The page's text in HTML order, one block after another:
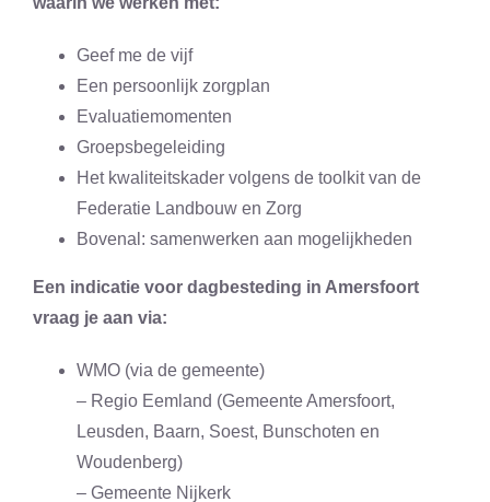
Geef me de vijf
Een persoonlijk zorgplan
Evaluatiemomenten
Groepsbegeleiding
Het kwaliteitskader volgens de toolkit van de
Federatie Landbouw en Zorg
Bovenal: samenwerken aan mogelijkheden
Een indicatie voor dagbesteding in Amersfoort
vraag je aan via:
WMO (via de gemeente)
– Regio Eemland (Gemeente Amersfoort,
Leusden, Baarn, Soest, Bunschoten en
Woudenberg)
– Gemeente Nijkerk